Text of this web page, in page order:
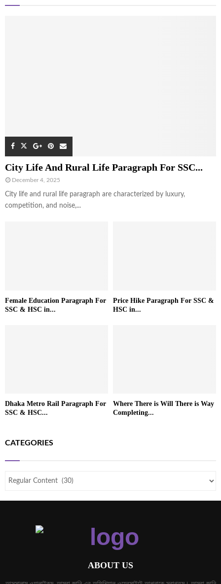
City Life And Rural Life Paragraph For SSC...
December 4, 2025
City life and rural life paragraph are characterized by luxury,
competition, and noise,...
Female Education Paragraph For
SSC & HSC in...
Price Hike Paragraph For SSC &
HSC in...
Dhaka Metro Rail Paragraph For
SSC & HSC...
Where There is Will There is Way
Completing...
CATEGORIES
ABOUT US